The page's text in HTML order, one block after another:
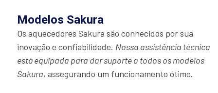
Modelos Sakura
Os aquecedores Sakura são conhecidos por sua
inovação e confiabilidade. Nossa assistência técnica
está equipada para dar suporte a todos os modelos
Sakura, assegurando um funcionamento ótimo.